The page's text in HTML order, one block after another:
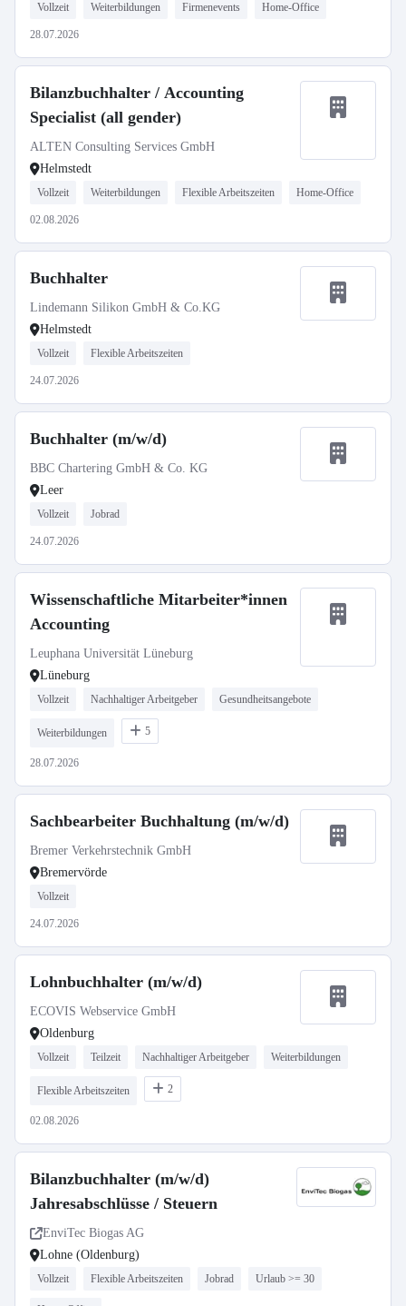
Vollzeit Weiterbildungen Firmenevents Home-Office
28.07.2026
Bilanzbuchhalter / Accounting
Specialist (all gender)
ALTEN Consulting Services GmbH
Helmstedt
Vollzeit Weiterbildungen Flexible Arbeitszeiten Home-Office
02.08.2026
Buchhalter
Lindemann Silikon GmbH & Co.KG
Helmstedt
Vollzeit Flexible Arbeitszeiten
24.07.2026
Buchhalter (m/w/d)
BBC Chartering GmbH & Co. KG
Leer
Vollzeit Jobrad
24.07.2026
Wissenschaftliche Mitarbeiter*innen
Accounting
Leuphana Universität Lüneburg
Lüneburg
Vollzeit Nachhaltiger Arbeitgeber Gesundheitsangebote
Weiterbildungen 5
28.07.2026
Sachbearbeiter Buchhaltung (m/w/d)
Bremer Verkehrstechnik GmbH
Bremervörde
Vollzeit
24.07.2026
Lohnbuchhalter (m/w/d)
ECOVIS Webservice GmbH
Oldenburg
Vollzeit Teilzeit Nachhaltiger Arbeitgeber Weiterbildungen
Flexible Arbeitszeiten 2
02.08.2026
Bilanzbuchhalter (m/w/d)
Jahresabschlüsse / Steuern
EnviTec Biogas AG
Lohne (Oldenburg)
Vollzeit Flexible Arbeitszeiten Jobrad Urlaub >= 30